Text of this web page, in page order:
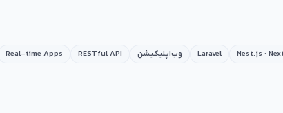
Nest.js ·
Laravel وب‌اپلیکیشن RESTful API
Real-time Apps